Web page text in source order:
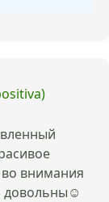
внимания
довольны☺️